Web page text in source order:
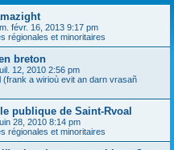
févr. 16, 2013 9:17 pm
régionales et minoritaires
breton
12, 2010 2:56 pm
(frank a wirioù evit an darn vrasañ
publique de Saint-Rvoal
28, 2010 8:14 pm
régionales et minoritaires